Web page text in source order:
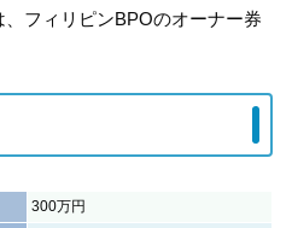
フィリピンBPOのオーナー券
300万円